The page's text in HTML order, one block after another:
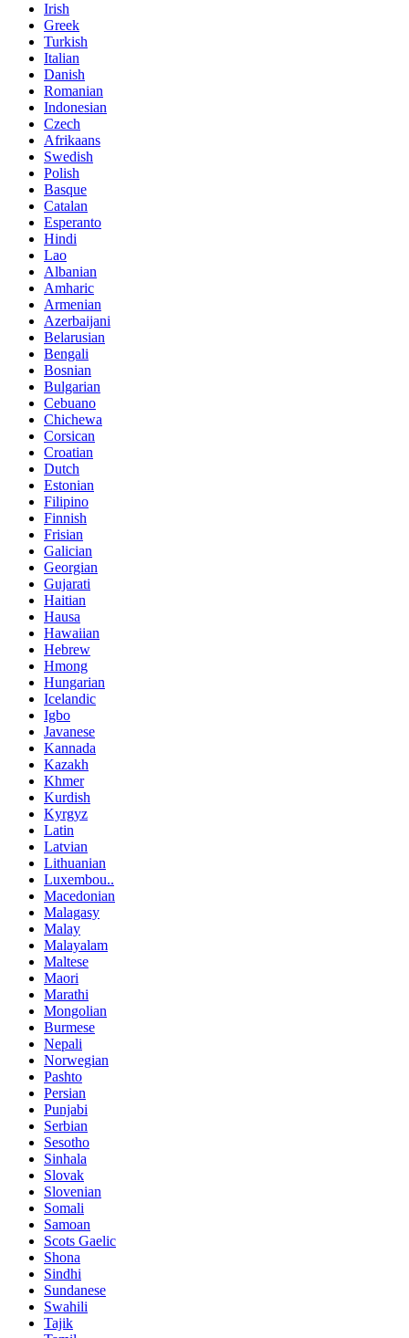
Irish
Greek
Turkish
Italian
Danish
Romanian
Indonesian
Czech
Afrikaans
Swedish
Polish
Basque
Catalan
Esperanto
Hindi
Lao
Albanian
Amharic
Armenian
Azerbaijani
Belarusian
Bengali
Bosnian
Bulgarian
Cebuano
Chichewa
Corsican
Croatian
Dutch
Estonian
Filipino
Finnish
Frisian
Galician
Georgian
Gujarati
Haitian
Hausa
Hawaiian
Hebrew
Hmong
Hungarian
Icelandic
Igbo
Javanese
Kannada
Kazakh
Khmer
Kurdish
Kyrgyz
Latin
Latvian
Lithuanian
Luxembou..
Macedonian
Malagasy
Malay
Malayalam
Maltese
Maori
Marathi
Mongolian
Burmese
Nepali
Norwegian
Pashto
Persian
Punjabi
Serbian
Sesotho
Sinhala
Slovak
Slovenian
Somali
Samoan
Scots Gaelic
Shona
Sindhi
Sundanese
Swahili
Tajik